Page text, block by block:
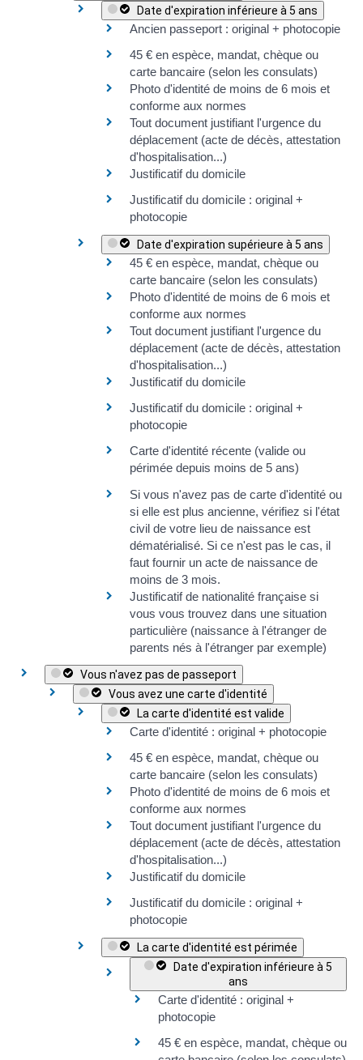
Date d'expiration inférieure à 5 ans
Ancien passeport : original + photocopie
45 € en espèce, mandat, chèque ou
carte bancaire (selon les consulats)
Photo d'identité de moins de 6 mois et
conforme aux normes
Tout document justifiant l'urgence du
déplacement (acte de décès, attestation
d'hospitalisation...)
Justificatif du domicile
Justificatif du domicile : original +
photocopie
Date d'expiration supérieure à 5 ans
45 € en espèce, mandat, chèque ou
carte bancaire (selon les consulats)
Photo d'identité de moins de 6 mois et
conforme aux normes
Tout document justifiant l'urgence du
déplacement (acte de décès, attestation
d'hospitalisation...)
Justificatif du domicile
Justificatif du domicile : original +
photocopie
Carte d'identité récente (valide ou
périmée depuis moins de 5 ans)
Si vous n'avez pas de carte d'identité ou
si elle est plus ancienne, vérifiez si l'état
civil de votre lieu de naissance est
dématérialisé. Si ce n'est pas le cas, il
faut fournir un acte de naissance de
moins de 3 mois.
Justificatif de nationalité française si
vous vous trouvez dans une situation
particulière (naissance à l'étranger de
parents nés à l'étranger par exemple)
Vous n'avez pas de passeport
Vous avez une carte d'identité
La carte d'identité est valide
Carte d'identité : original + photocopie
45 € en espèce, mandat, chèque ou
carte bancaire (selon les consulats)
Photo d'identité de moins de 6 mois et
conforme aux normes
Tout document justifiant l'urgence du
déplacement (acte de décès, attestation
d'hospitalisation...)
Justificatif du domicile
Justificatif du domicile : original +
photocopie
La carte d'identité est périmée
Date d'expiration inférieure à 5
ans
Carte d'identité : original +
photocopie
45 € en espèce, mandat, chèque ou